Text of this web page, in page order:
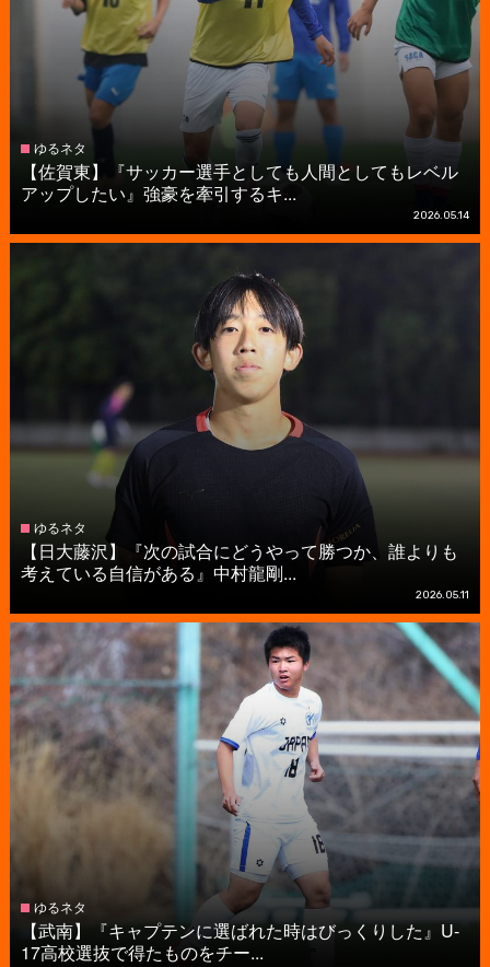
ゆるネタ
【佐賀東】『サッカー選手としても人間としてもレベル
アップしたい』強豪を牽引するキ...
2026.05.14
ゆるネタ
【日大藤沢】『次の試合にどうやって勝つか、誰よりも
考えている自信がある』中村龍剛...
2026.05.11
ゆるネタ
【武南】『キャプテンに選ばれた時はびっくりした』U-
17高校選抜で得たものをチー...